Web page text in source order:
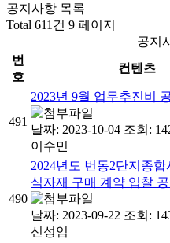
공지사항 목록
Total 611건 9 페이지
공지
번
호
컨텐츠
491
2023년 9월 업무추진비
날짜: 2023-10-04 조회:
이수민
490
2024년도 번동2단지종
식자재 구매 계약 입찰
날짜: 2023-09-22 조회:
신성임